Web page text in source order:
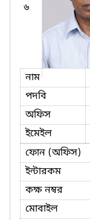
৬
নাম
পদবি
অফিস
ইমেইল
ফোন (অফিস)
ইন্টারকম
কক্ষ নম্বর
মোবাইল